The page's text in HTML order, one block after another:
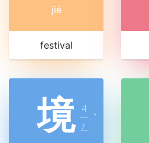
jié
festival
境 ㄐ
ㄧ
ㄥ
ˋ